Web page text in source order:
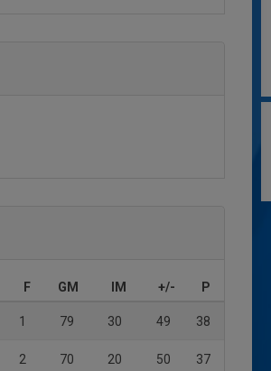
F GM IM +/- P
1 79 30 49 38
2 70 20 50 37